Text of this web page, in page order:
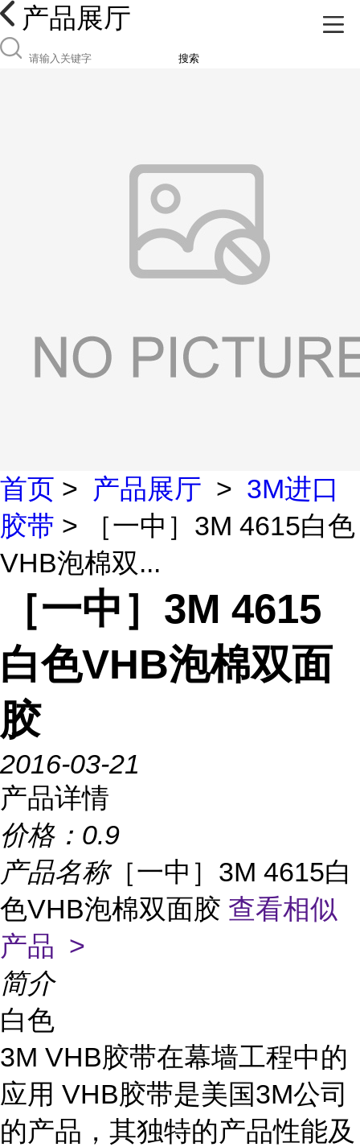
产品展厅
搜索
首页 > 产品展厅 > 3M进口
胶带 > ［一中］3M 4615白色
VHB泡棉双...
［一中］3M 4615
白色VHB泡棉双面
胶
2016-03-21
产品详情
价格： 0.9
产品名称［一中］3M 4615白
色VHB泡棉双面胶 查看相似
产品 >
简介
白色
3M VHB胶带在幕墙工程中的
应用 VHB胶带是美国3M公司
的产品，其独特的产品性能及